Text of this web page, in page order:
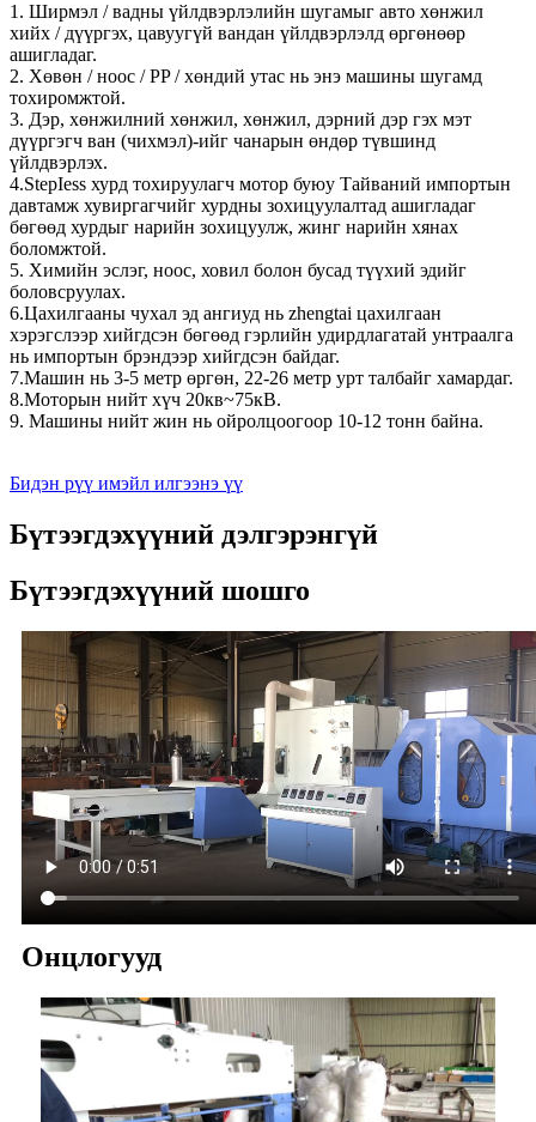
1. Ширмэл / вадны үйлдвэрлэлийн шугамыг авто хөнжил
хийх / дүүргэх, цавуугүй вандан үйлдвэрлэлд өргөнөөр
ашигладаг.
2. Хөвөн / ноос / PP / хөндий утас нь энэ машины шугамд
тохиромжтой.
3. Дэр, хөнжилний хөнжил, хөнжил, дэрний дэр гэх мэт
дүүргэгч ван (чихмэл)-ийг чанарын өндөр түвшинд
үйлдвэрлэх.
4.StepIess хурд тохируулагч мотор буюу Тайваний импортын
давтамж хувиргагчийг хурдны зохицуулалтад ашигладаг
бөгөөд хурдыг нарийн зохицуулж, жинг нарийн хянах
боломжтой.
5. Химийн эслэг, ноос, ховил болон бусад түүхий эдийг
боловсруулах.
6.Цахилгааны чухал эд ангиуд нь zhengtai цахилгаан
хэрэгслээр хийгдсэн бөгөөд гэрлийн удирдлагатай унтраалга
нь импортын брэндээр хийгдсэн байдаг.
7.Машин нь 3-5 метр өргөн, 22-26 метр урт талбайг хамардаг.
8.Моторын нийт хүч 20кв~75кВ.
9. Машины нийт жин нь ойролцоогоор 10-12 тонн байна.
Бидэн рүү имэйл илгээнэ үү
Бүтээгдэхүүний дэлгэрэнгүй
Бүтээгдэхүүний шошго
Онцлогууд